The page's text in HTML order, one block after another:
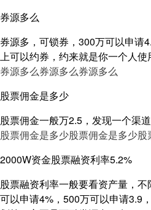
券源多么
券源多，可锁券，300万可以申请
上可以约券，约来就是你一个人使
券源多么券源多么券源多么
股票佣金是多少
股票佣金一般万2.5，发现一个渠
股票佣金是多少股票佣金是多少股
2000W资金股票融资利率5.2%
股票融资利率一般要看资产量，
可以申请4%，500万可以申请3.9